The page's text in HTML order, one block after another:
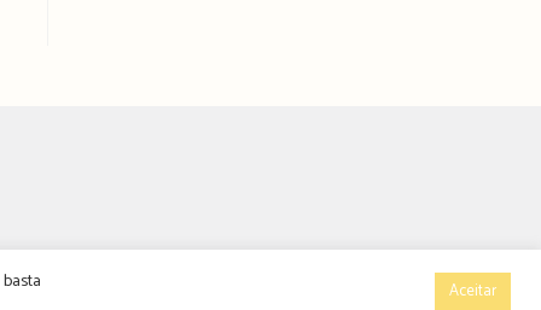
Aceitar